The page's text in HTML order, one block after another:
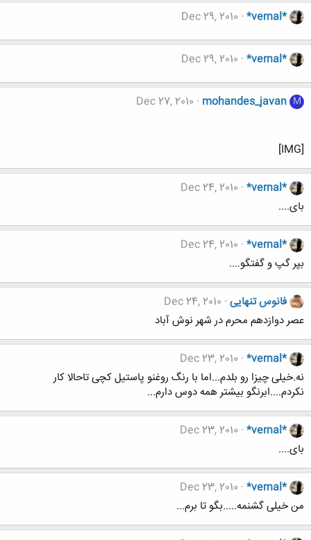
*vernal*
Dec 29, 2010
*vernal*
Dec 29, 2010
M
mohandes_javan
Dec 27, 2010
[IMG]
*vernal*
Dec 24, 2010
بای....
*vernal*
Dec 24, 2010
بپر گپ و گفتگو....
فانوس تنهایی Dec 24, 2010
عصر دوازدهم محرم در شهر نوش آباد
*vernal*
Dec 23, 2010
نه.خیلی چیزا رو بلدم...اما با رنگ روغنو پاستیل کچی تاحالا کار
نکردم....ابرنگو بیشتر همه دوس دارم...
*vernal*
Dec 23, 2010
بای....
*vernal*
Dec 23, 2010
من خیلی گشنمه.....بگو تا برم...